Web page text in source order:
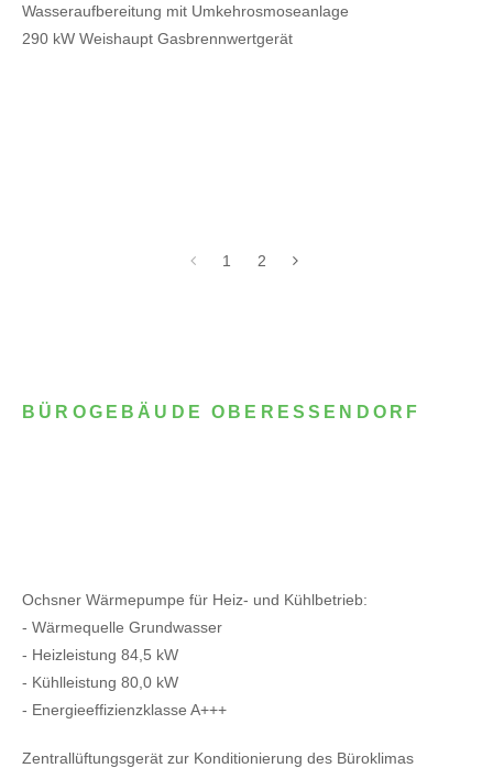
Wasseraufbereitung mit Umkehrosmoseanlage
290 kW Weishaupt Gasbrennwertgerät
1 2
BÜROGEBÄUDE OBERESSENDORF
Ochsner Wärmepumpe für Heiz- und Kühlbetrieb:
- Wärmequelle Grundwasser
- Heizleistung 84,5 kW
- Kühlleistung 80,0 kW
- Energieeffizienzklasse A+++
Zentrallüftungsgerät zur Konditionierung des Büroklimas